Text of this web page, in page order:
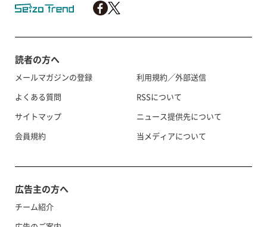
読者の方へ
メールマガジンの登録
よくある質問
サイトマップ
会員規約
利用規約／外部送信
RSSについて
ニュース提供先について
当メディアについて
広告主の方へ
チーム紹介